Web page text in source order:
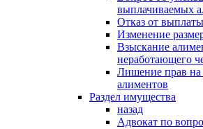
выплачиваемых
Отказ от
Изменение
Взыскание
неработающего
Лишение прав на
алиментов
Раздел имущества
назад
Адвокат по